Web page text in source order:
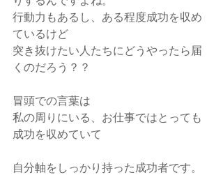
行動力もあるし、ある程度成功を収め
ているけど
突き抜けたい人たちにどうやったら届
くのだろう？？
冒頭での言葉は
私の周りにいる、お仕事ではとっても
成功を収めていて
自分軸をしっかり持った成功者です。